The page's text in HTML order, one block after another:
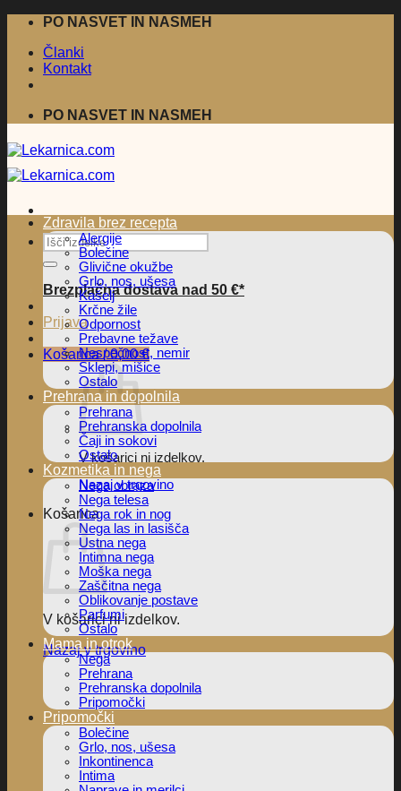
Skoči
vsebino
PO NASVET IN NASMEH
Članki
Kontakt
PO NASVET IN NASMEH
Išči:
Brezplačna dostava nad 50 €*
Prijava
Košarica /0,00€
V košarici ni izdelkov.
Nazaj v trgovino
Košarica
V košarici ni izdelkov.
Nazaj v trgovino
Zdravila brez recepta
Alergije
Bolečine
Glivične okužbe
Grlo, nos, ušesa
Kašelj
Krčne žile
Odpornost
Prebavne težave
Nespečnost, nemir
Sklepi, mišice
Ostalo
Prehrana in dopolnila
Prehrana
Prehranska dopolnila
Čaji in sokovi
Ostalo
Kozmetika in nega
Nega obraza
Nega telesa
Nega rok in nog
Nega las in lasišča
Ustna nega
Intimna nega
Moška nega
Zaščitna nega
Oblikovanje postave
Parfumi
Ostalo
Mama in otrok
Nega
Prehrana
Prehranska dopolnila
Pripomočki
Pripomočki
Bolečine
Grlo, nos, ušesa
Inkontinenca
Intima